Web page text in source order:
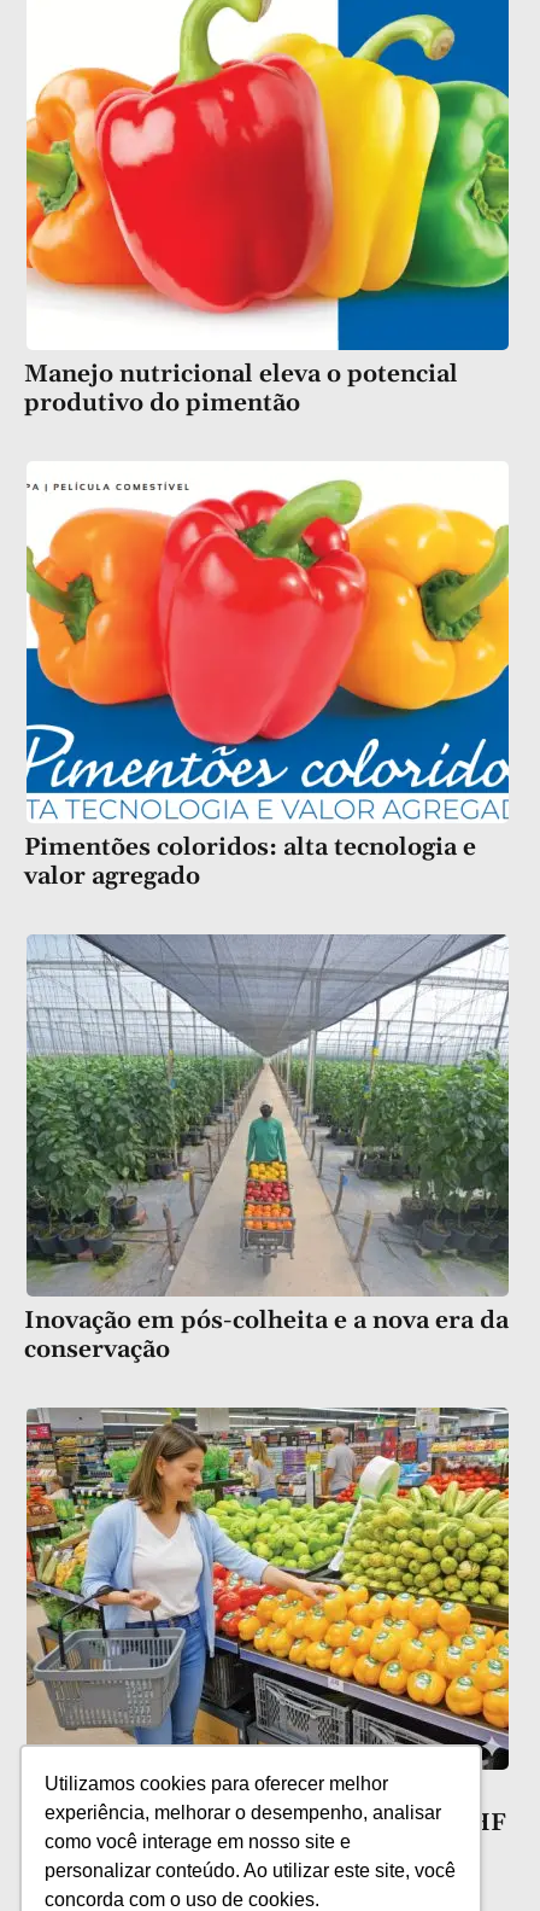
Utilizamos cookies para oferecer melhor
experiência, melhorar o desempenho, analisar
como você interage em nosso site e
personalizar conteúdo. Ao utilizar este site, você
concorda com o uso de cookies.
Manejo nutricional eleva o potencial
produtivo do pimentão
Pimentões coloridos: alta tecnologia e
valor agregado
Inovação em pós-colheita e a nova era da
conservação
Películas comestíveis: novas
possibilidades para a conservação de HF